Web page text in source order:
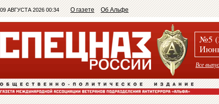
09 АВГУСТА 2026 00:34 О газете Об Альфе
№5
Все